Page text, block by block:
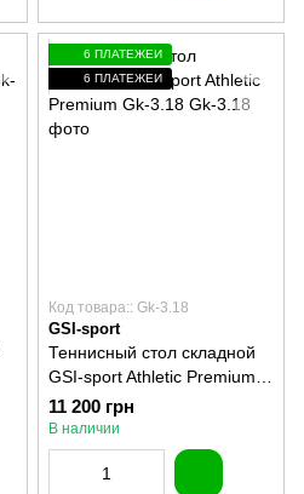
6 ПЛАТЕЖЕЙ
6 ПЛАТЕЖЕЙ
Код товара:: Gk-3.18
GSI-sport
Теннисный стол складной
GSI-sport Athletic Premium
Gk-3.18
11 200 грн
В наличии